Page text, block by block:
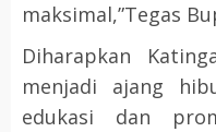
maksimal,”Tegas
Diharapkan
menjadi ajang
edukasi dan